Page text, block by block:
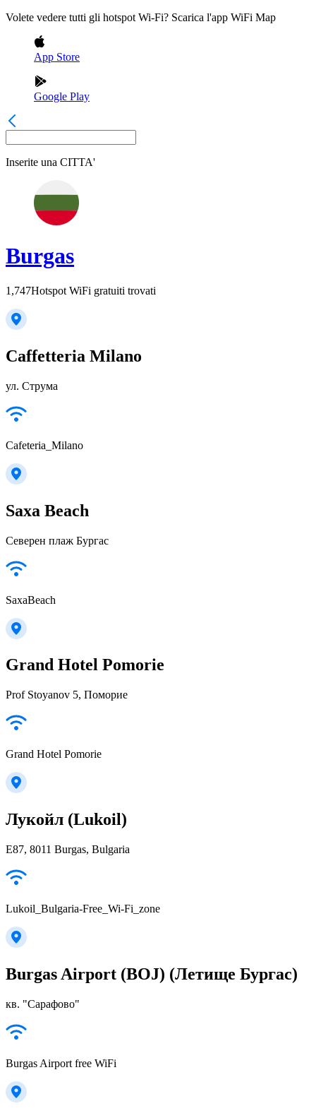
Volete vedere tutti gli hotspot Wi-Fi? Scarica l'app WiFi Map
App Store
Google Play
Inserite una CITTA'
Burgas
1,747Hotspot WiFi gratuiti trovati
Caffetteria Milano
ул. Струма
Cafeteria_Milano
Saxa Beach
Северен плаж Бургас
SaxaBeach
Grand Hotel Pomorie
Prof Stoyanov 5, Поморие
Grand Hotel Pomorie
Лукойл (Lukoil)
E87, 8011 Burgas, Bulgaria
Lukoil_Bulgaria-Free_Wi-Fi_zone
Burgas Airport (BOJ) (Летище Бургас)
кв. "Сарафово"
Burgas Airport free WiFi